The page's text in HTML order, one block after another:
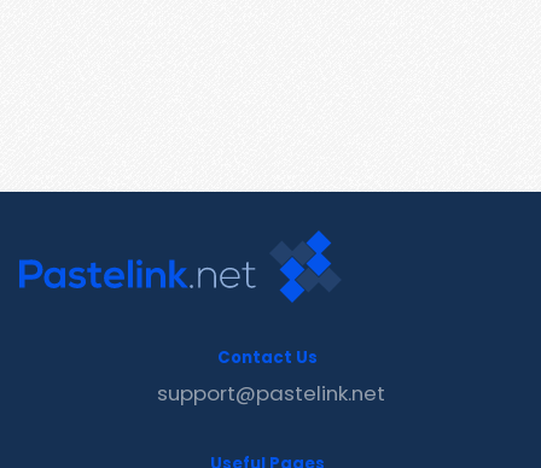
Contact Us
support@pastelink.net